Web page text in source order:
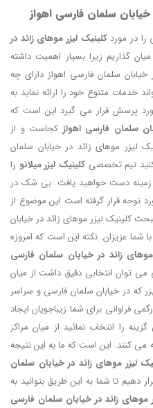
سلمان فارسی اهواز
را در موردکلینیک لیزر موهای زائد در
گذاریم زیرا بسیار اهمیت داشته
سلمان فارسی اهواز دارای چه
متنوع خود را ارائه نماید به
پرسش قرار می گیرد این است که
سلمان فارسی اهوازکجاست و از
لیزر موهای زائد در خیابان سلمان
تیم تخصصی کلینیک لیزر میلانو را
دست خواهید یافت. بی شک در
توجه قرار گرفته است این موضوع از
کلینیک لیزر موهای زائد در خیابان
شما عزیزان. نکته این است که امروزه
موهای زائد در خیابان سلمان فارسی
می توان انتخابی دقیق داشت از میان
که در خیابان سلمان فارسی و سراسر
فراوانی برای شما زیباجویان ایجاد
را انتخاب نمائید از میان مراکز
می کنند. این است که ما به این نتیجه
لیزر موهای زائد در خیابان سلمان
دهیم تا شما به این طریق بتوانید به
موهای زائد در خیابان سلمان فارسی